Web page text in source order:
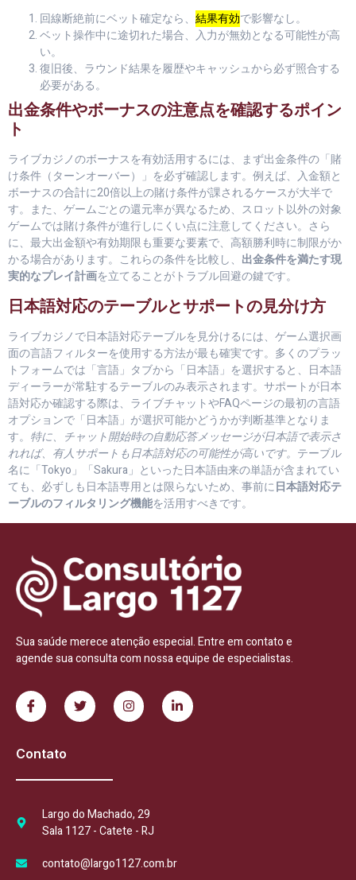
回線断絶前にベット確定なら、 結果有効で影響なし。
ベット操作中に途切れた場合、入力が無効となる可能性が高
い。
復旧後、ラウンド結果を履歴やキャッシュから必ず照合する
必要がある。
出金条件やボーナスの注意点を確認するポイン
ト
ライブカジノのボーナスを有効活用するには、まず出金条件の「賭
け条件（ターンオーバー）」を必ず確認します。例えば、入金額と
ボーナスの合計に20倍以上の賭け条件が課されるケースが大半で
す。また、ゲームごとの還元率が異なるため、スロット以外の対象
ゲームでは賭け条件が進行しにくい点に注意してください。さら
に、最大出金額や有効期限も重要な要素で、高額勝利時に制限がか
かる場合があります。これらの条件を比較し、 出金条件を満たす現
実的なプレイ計画を立てることがトラブル回避の鍵です。
日本語対応のテーブルとサポートの見分け方
ライブカジノで日本語対応テーブルを見分けるには、ゲーム選択画
面の言語フィルターを使用する方法が最も確実です。多くのプラッ
トフォームでは「言語」タブから「日本語」を選択すると、日本語
ディーラーが常駐するテーブルのみ表示されます。サポートが日本
語対応か確認する際は、ライブチャットやFAQページの最初の言語
オプションで「日本語」が選択可能かどうかが判断基準となりま
す。 特に、チャット開始時の自動応答メッセージが日本語で表示さ
れれば、有人サポートも日本語対応の可能性が高いです。 テーブル
名に「Tokyo」「Sakura」といった日本語由来の単語が含まれてい
ても、必ずしも日本語専用とは限らないため、事前に日本語対応テ
ーブルのフィルタリング機能を活用すべきです。
Sua saúde merece atenção especial. Entre em contato e
agende sua consulta com nossa equipe de especialistas.
Contato
Largo do Machado, 29
Sala 1127 - Catete - RJ
contato@largo1127.com.br